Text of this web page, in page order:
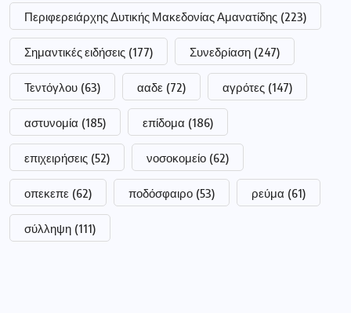
Περιφερειάρχης Δυτικής Μακεδονίας Αμανατίδης (223)
Σημαντικές ειδήσεις (177) Συνεδρίαση (247)
Τεντόγλου (63) ααδε (72) αγρότες (147)
αστυνομία (185) επίδομα (186)
επιχειρήσεις (52) νοσοκομείο (62)
οπεκεπε (62) ποδόσφαιρο (53) ρεύμα (61)
σύλληψη (111)